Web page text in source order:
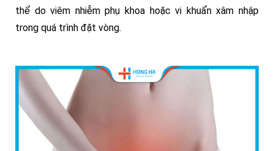
thể do viêm nhiễm phụ khoa hoặc vi khuẩn xâm nhập
trong quá trình đặt vòng.